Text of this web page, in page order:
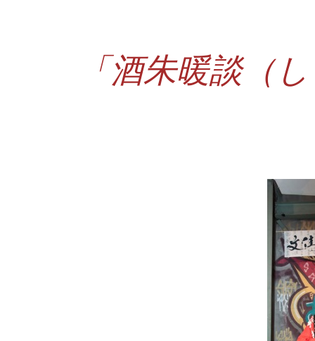
「酒朱暖談（